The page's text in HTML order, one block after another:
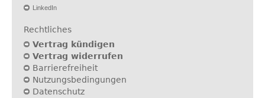
LinkedIn
Rechtliches
Vertrag kündigen
Vertrag widerrufen
Barrierefreiheit
Nutzungsbedingungen
Datenschutz